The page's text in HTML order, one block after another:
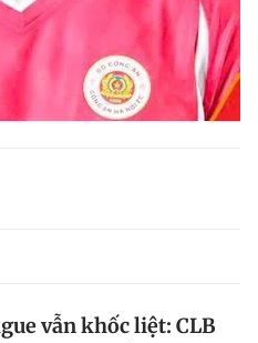
vẫn khốc liệt: CLB